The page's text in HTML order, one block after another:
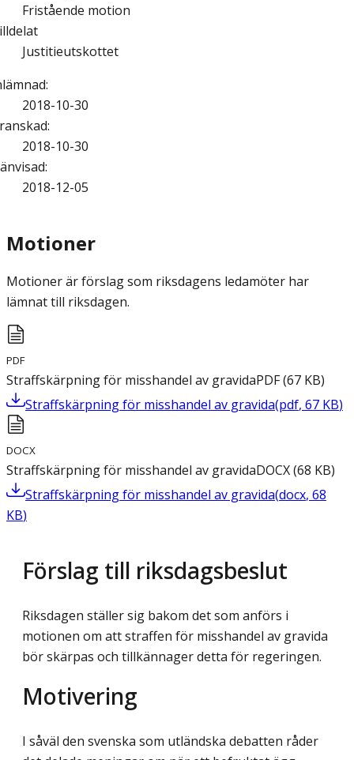
Fristående motion
Justitieutskottet
:
2018-10-30
:
2018-10-30
:
2018-12-05
Motioner
Motioner är förslag som riksdagens ledamöter har
lämnat till riksdagen.
PDF
Straffskärpning för misshandel av gravidaPDF(67 KB)
Straffskärpning för misshandel av gravida(pdf, 67 KB)
DOCX
Straffskärpning för misshandel av gravidaDOCX(68 KB)
Straffskärpning för misshandel av gravida(docx, 68
KB)
Förslag till riksdagsbeslut
Riksdagen ställer sig bakom det som anförs i
motionen om att straffen för misshandel av gravida
bör skärpas och tillkännager detta för regeringen.
Motivering
I såväl den svenska som utländska debatten råder